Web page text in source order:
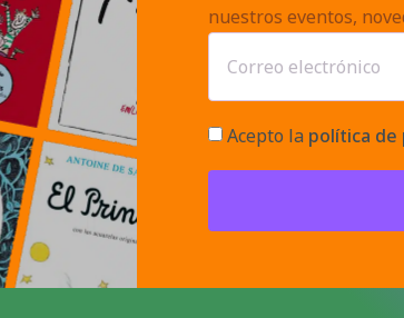
nuestros eventos,
Acepto la política de